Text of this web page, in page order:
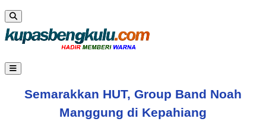
Semarakkan HUT, Group Band Noah
Manggung di Kepahiang